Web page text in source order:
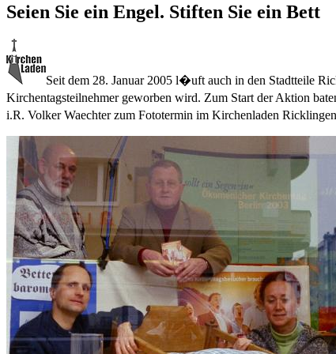
Seien Sie ein Engel. Stiften Sie ein Bett
Seit dem 28. Januar 2005 l�uft auch in den Stadtteile
Kirchentagsteilnehmer geworben wird. Zum Start der Aktion
i.R. Volker Waechter zum Fototermin im Kirchenladen